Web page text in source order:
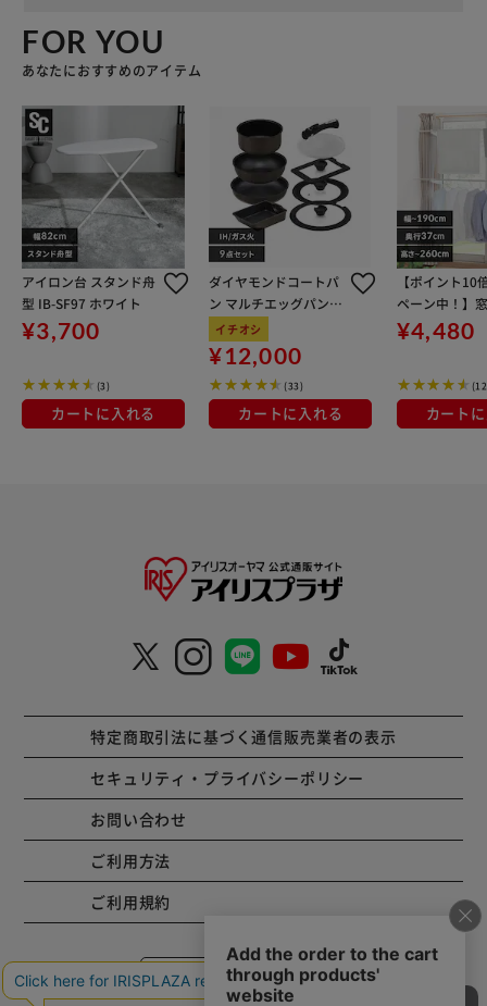
FOR YOU
あなたにおすすめのアイテム
アイロン台 スタンド舟
型 IB-SF97 ホワイト
¥3,700
(3)
カートに入れる
ダイヤモンドコートパ
ン マルチエッグパン入
り 9点セット IHガス火
対応 MEGI-9S ブラウン
メタリック
イチオシ
¥12,000
(33)
カートに入れる
【ポイント10
ペーン中！】
し 2段 MW-
ワイト 省スペ
¥4,480
カート
特定商取引法に基づく通信販売業者の表示
セキュリティ・プライバシーポリシー
お問い合わせ
ご利用方法
ご利用規約
コーポレートサイト